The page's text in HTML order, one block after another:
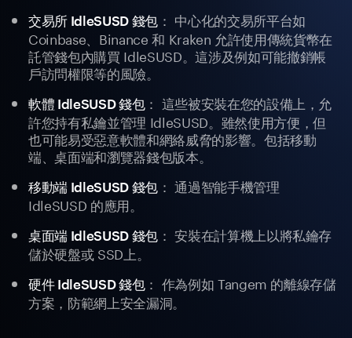
交易所 IdleSUSD 錢包： 中心化的交易所平台如
Coinbase、Binance 和 Kraken 允許使用傳統貨幣在
託管錢包內購買 IdleSUSD。這涉及例如可能撤銷帳
戶訪問權限等的風險。
軟體 IdleSUSD 錢包： 這些被安裝在您的設備上，允
許您持有私鑰並管理 IdleSUSD。雖然使用方便，但
也可能易受惡意軟體和網絡威脅的影響。包括移動
端、桌面端和瀏覽器錢包版本。
移動端 IdleSUSD 錢包： 通過智能手機管理
IdleSUSD 的應用。
桌面端 IdleSUSD 錢包： 安裝在計算機上以將私鑰存
儲於硬盤或 SSD上。
硬件 IdleSUSD 錢包： 作為例如 Tangem 的離線存儲
方案，防範網上安全漏洞。